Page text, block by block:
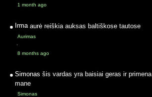
1 month ago
Irma aurė reiškia auksas baltiškose tautose
Aurimas
·
8 months ago
Simonas šis vardas yra baisiai geras ir primena
mane
Simonas